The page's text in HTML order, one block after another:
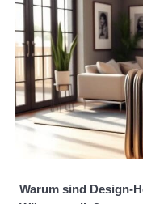
Warum sind Design-